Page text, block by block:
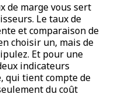
de marge vous sert
Le taux de
et comparaison de
choisir un, mais de
Et pour une
indicateurs
qui tient compte de
du coût